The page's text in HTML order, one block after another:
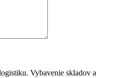
Vybavenie skladov a